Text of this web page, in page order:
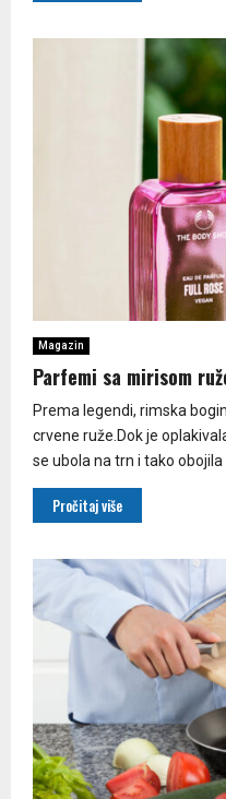
Magazin
Parfemi sa mirisom
Prema legendi, rimska
crvene ruže.Dok je
se ubola na trn i tako obojila
Pročitaj više